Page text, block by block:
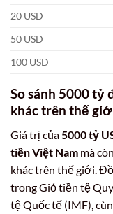
20 USD
50 USD
100 USD
So sánh 5000 tỷ
khác trên thế
Giá trị của5000 tỷ
tiền Việt Nam mà
khác trên thế giới.
trong Giỏ tiền tệ
tệ Quốc tế (IMF),